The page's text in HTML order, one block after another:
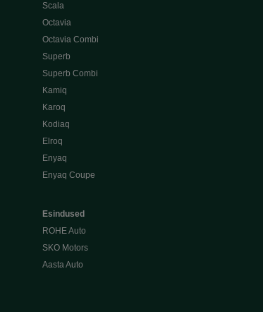
Scala
Octavia
Octavia Combi
Superb
Superb Combi
Kamiq
Karoq
Kodiaq
Elroq
Enyaq
Enyaq Coupe
Esindused
ROHE Auto
SKO Motors
Aasta Auto